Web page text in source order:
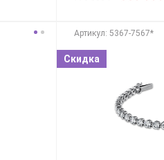
Aртикул: 5367-7567*
Скидка